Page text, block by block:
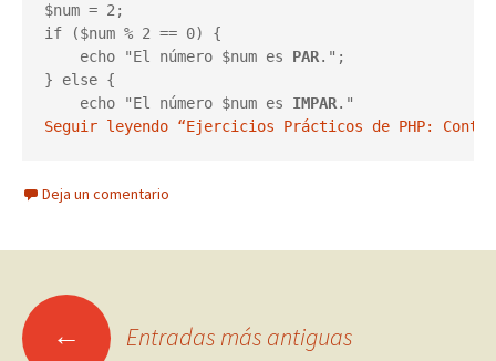
$num = 2;
if ($num % 2 == 0) {
    echo "El número $num es
PAR.";
} else {
    echo "El número $num es
IMPAR
Seguir leyendo “Ejercicios Prácticos de PHP:
Deja un comentario
Ir ← Entradas más antiguas